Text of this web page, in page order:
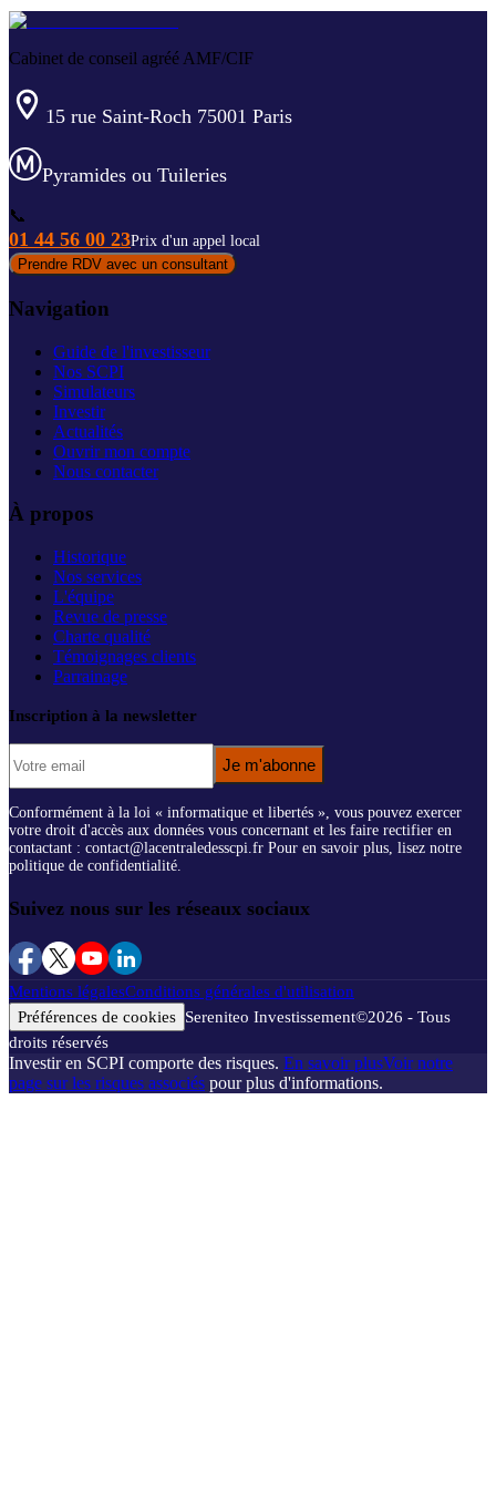
Cabinet de conseil agréé AMF/CIF
15 rue Saint-Roch 75001 Paris
Pyramides ou Tuileries
📞
01 44 56 00 23Prix d'un appel local
Prendre RDV avec un consultant
Navigation
Guide de l'investisseur
Nos SCPI
Simulateurs
Investir
Actualités
Ouvrir mon compte
Nous contacter
À propos
Historique
Nos services
L'équipe
Revue de presse
Charte qualité
Témoignages clients
Parrainage
Inscription à la newsletter
Je m'abonne
Conformément à la loi « informatique et libertés », vous pouvez exercer
votre droit d'accès aux données vous concernant et les faire rectifier en
contactant : contact@lacentraledesscpi.fr Pour en savoir plus, lisez notre
politique de confidentialité.
Suivez nous sur les réseaux sociaux
Mentions légalesConditions générales d'utilisation
Préférences de cookies Sereniteo Investissement©2026 - Tous
droits réservés
Investir en SCPI comporte des risques. En savoir plusVoir notre
page sur les risques associés pour plus d'informations.